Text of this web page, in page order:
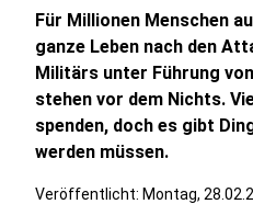
Für Millionen Menschen
ganze Leben nach den
Militärs unter Führung
stehen vor dem Nichts.
spenden, doch es gibt
werden müssen.
Veröffentlicht: Montag,